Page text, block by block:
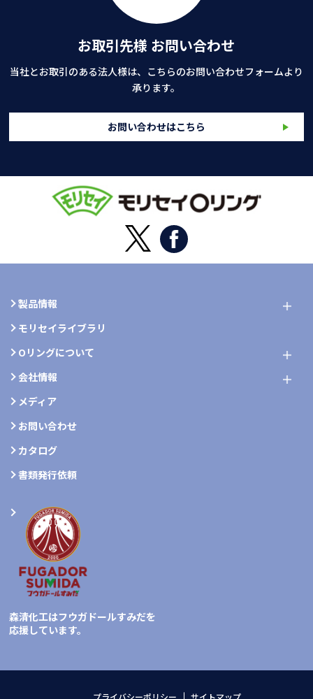
お取引先様 お問い合わせ
当社とお取引のある法人様は、こちらのお問い合わせフォームより
承ります。
お問い合わせはこちら
製品情報
モリセイライブラリ
Oリングについて
会社情報
メディア
お問い合わせ
カタログ
書類発行依頼
森清化工はフウガドールすみだを
応援しています。
プライバシーポリシー サイトマップ